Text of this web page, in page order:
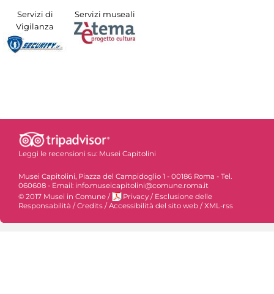
Servizi di
Vigilanza
Servizi museali
Leggi le recensioni su: Musei Capitolini
Musei Capitolini, Piazza del Campidoglio 1 - 00186 Roma - Tel.
060608 - Email: info.museicapitolini@comune.roma.it
© 2017 Musei in Comune / Privacy / Esclusione delle
Responsabilità /Credits /Accessibilità del sito web /XML-rss